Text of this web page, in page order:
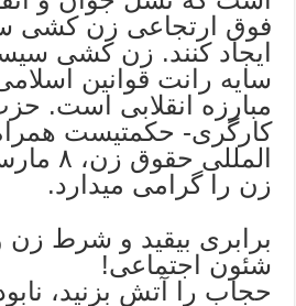
فوق ارتجاعی زن کشی
ایجاد کنند. زن کشی
سایه رانت قوانین
مبارزه انقلابی است.
کارگری- حکمتیست
المللی
زن را گرامی میدارد.
برابری بیقید و شرط زن
شئون اجتماعی!
حجاب را آتش بزنید، نابود